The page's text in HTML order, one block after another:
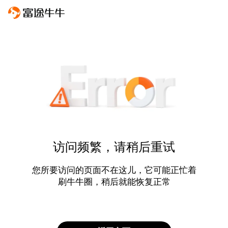
访问频繁，请稍后重试
您所要访问的页面不在这儿，它可能正忙着
刷牛牛圈，稍后就能恢复正常